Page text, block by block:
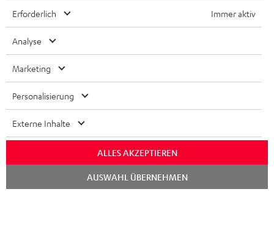
ULTIMA-SERIE
IN-EAR-KOPFHÖRER
FANSHOP
NEUHEITEN
UNSER MANAGEMENT
NACHHALTIGKEIT
UNSERE WERTE
BILDUNGSRABATT
POLEN
SPANIEN
ITALIEN
Technische Änderungen, Tippfehler und Irrtum vorbehalten. Das auf unseren
Fotos abgebildete Zubehör ist nicht im Lieferumfang enthalten. Etwaige
Entsorgungsgebühren für Batterien sind im Preis inbegriffen.
Datenschutz Daten-Einstellungen
Vertrag widerrufen
Erforderlich Immer aktiv
Analyse
Marketing
Personalisierung
Externe Inhalte
ALLES AKZEPTIEREN
AUSWAHL ÜBERNEHMEN